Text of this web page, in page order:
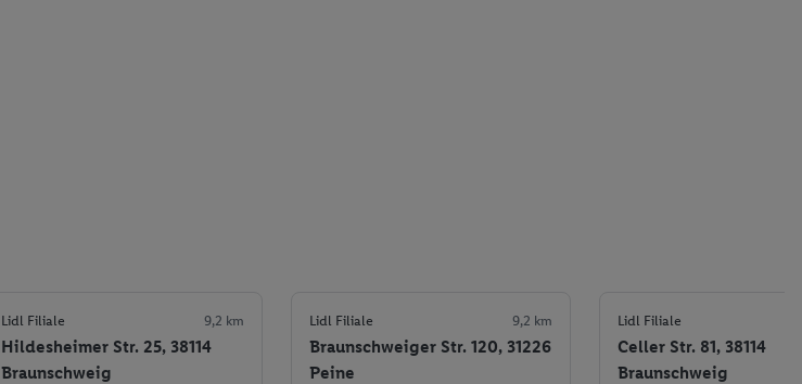
Lidl Filiale 9,2 km
Hildesheimer Str. 25, 38114
Braunschweig
Lidl Filiale 9,2 km
Braunschweiger Str. 120, 31226
Peine
Lidl Filiale
Celler Str. 81, 38114
Braunschweig